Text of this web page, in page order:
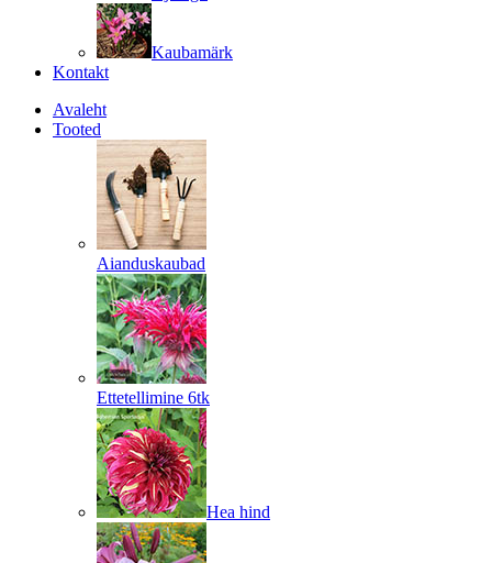
Kaubamärk
Kontakt
Avaleht
Tooted
Aianduskaubad
Ettetellimine 6tk
Hea hind